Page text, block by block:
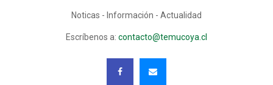
Noticas - Información - Actualidad
Escríbenos a: contacto@temucoya.cl